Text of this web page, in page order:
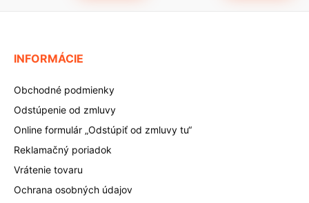
INFORMÁCIE
Obchodné podmienky
Odstúpenie od zmluvy
Online formulár „Odstúpiť od zmluvy tu“
Reklamačný poriadok
Vrátenie tovaru
Ochrana osobných údajov